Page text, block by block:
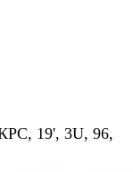
19', 3U, 96,